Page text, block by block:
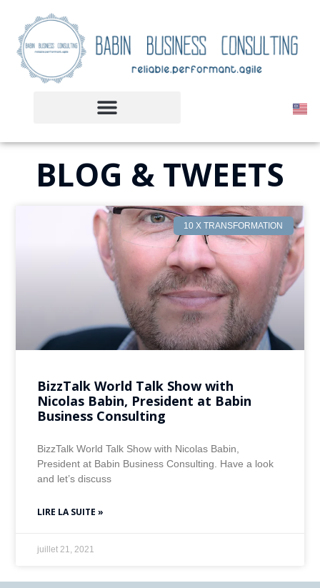
BLOG & TWEETS
10 X TRANSFORMATION
BizzTalk World Talk Show with
Nicolas Babin, President at Babin
Business Consulting
BizzTalk World Talk Show with Nicolas Babin,
President at Babin Business Consulting. Have a look
and let’s discuss
LIRE LA SUITE »
juillet 21, 2021